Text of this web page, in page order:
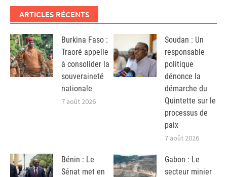
ARTICLES RÉCENTS
Burkina Faso :
Traoré appelle
à consolider la
souveraineté
nationale
7 août 2026
Soudan : Un
responsable
politique
dénonce la
démarche du
Quintette sur le
processus de
paix
7 août 2026
Bénin : Le
Sénat met en
Gabon : Le
secteur minier